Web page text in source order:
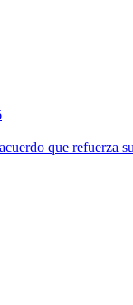
que refuerza